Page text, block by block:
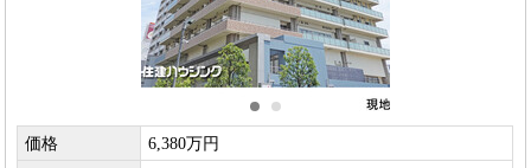
価格
6,380万円